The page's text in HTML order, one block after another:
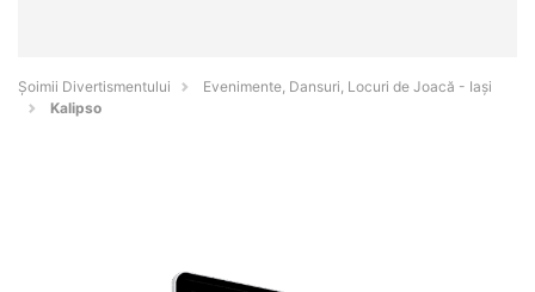
Şoimii Divertismentului
Evenimente, Dansuri, Locuri de Joacă - Iaşi
Kalipso